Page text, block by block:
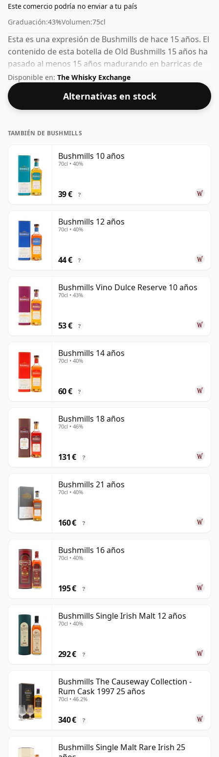
Este comercio podría no enviar a tu país
Graduación:43%Volumen:75cl
Esta es una expresión de Bushmills de hace 15 años. El
contenido de esta botella de Old Bushmills 15 años ha
pasado al menos 15 años madurando en barricas de
roble. Muchos consideran que el 43% es un buen ABV
para experimentar la "sensación en boca" y el sabor
pleno del whisky.
Disponible en: The Whisky Exchange
Alternativas en stock
TAMBIÉN DE BUSHMILLS
Bushmills 10 años
70cl • 40%
39 € ?
Bushmills 12 años
70cl • 40%
44 € ?
Bushmills Vino Dulce Reserve 10 años
70cl • 43%
53 € ?
Bushmills 14 años
70cl • 40%
60 € ?
Bushmills 18 años
70cl • 46%
131 € ?
Bushmills 21 años
70cl • 40%
160 € ?
Bushmills 16 años
70cl • 40%
195 € ?
Bushmills Single Irish Malt 12 años
70cl • 40%
292 € ?
Bushmills The Causeway Collection -
Rum Cask 1997 25 años
70cl • 46.2%
340 € ?
Bushmills Single Malt Rare Irish 25